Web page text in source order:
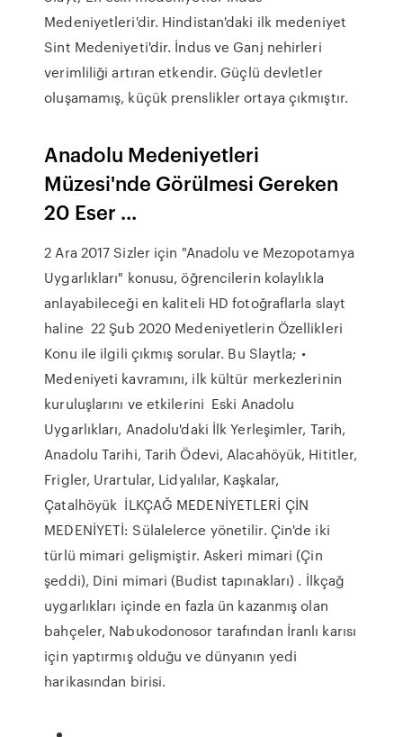
Medeniyetleri'dir. Hindistan'daki ilk medeniyet
Sint Medeniyeti'dir. İndus ve Ganj nehirleri
verimliliği artıran etkendir. Güçlü devletler
oluşamamış, küçük prenslikler ortaya çıkmıştır.
Anadolu Medeniyetleri
Müzesi'nde Görülmesi Gereken
20 Eser ...
2 Ara 2017 Sizler için "Anadolu ve Mezopotamya
Uygarlıkları" konusu, öğrencilerin kolaylıkla
anlayabileceği en kaliteli HD fotoğraflarla slayt
haline 22 Şub 2020 Medeniyetlerin Özellikleri
Konu ile ilgili çıkmış sorular. Bu Slaytla; •
Medeniyeti kavramını, ilk kültür merkezlerinin
kuruluşlarını ve etkilerini Eski Anadolu
Uygarlıkları, Anadolu'daki İlk Yerleşimler, Tarih,
Anadolu Tarihi, Tarih Ödevi, Alacahöyük, Hititler,
Frigler, Urartular, Lidyalılar, Kaşkalar,
Çatalhöyük İLKÇAĞ MEDENİYETLERİ ÇİN
MEDENİYETİ: Sülalelerce yönetilir. Çin'de iki
türlü mimari gelişmiştir. Askeri mimari (Çin
şeddi), Dini mimari (Budist tapınakları) . İlkçağ
uygarlıkları içinde en fazla ün kazanmış olan
bahçeler, Nabukodonosor tarafından İranlı karısı
için yaptırmış olduğu ve dünyanın yedi
harikasından birisi.